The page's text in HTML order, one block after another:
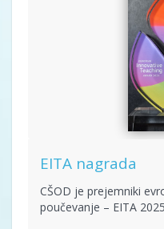
EITA nagrada
CŠOD je prejemniki
poučevanje – EITA